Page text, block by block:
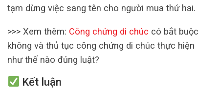
tạm dừng việc sang tên cho người mua thứ hai.
>>> Xem thêm: Công chứng di chúc có bắt buộc
không và thủ tục công chứng di chúc thực hiện
như thế nào đúng luật?
Kết luận